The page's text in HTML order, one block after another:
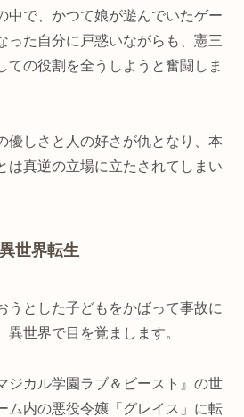
中で、かつて娘が遊んでいたゲー
った自分に戸惑いながらも、憲三
ての役割を全うしようと奮闘しま
優しさと人の好さが仇となり、本
は真逆の立場に立たされてしまい
世界転生
うとした子どもをかばって事故に
世界で目を覚まします。
ジカル学園ラブ＆ビースト』の世
ム内の悪役令嬢「グレイス」に転